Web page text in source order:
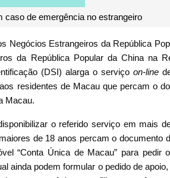
caso de emergência no estrangeiro
Negócios Estrangeiros da República
da República Popular da China na
(DSI) alarga o serviço on-line
residentes de Macau que percam o
Macau.
o referido serviço em mais
de 18 anos percam o documento
“Conta Única de Macau” para pedir
ainda podem formular o pedido de